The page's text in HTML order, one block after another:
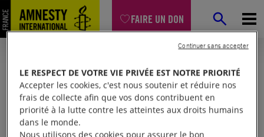
FAIRE UN DON
LE RESPECT DE VOTRE VIE PRIVÉE EST NOTRE PRIORITÉ
Accepter les cookies, c'est nous soutenir et réduire nos
frais de collecte afin que vos dons contribuent en
priorité à la lutte contre les atteintes aux droits humains
dans le monde.
Nous utilisons des cookies pour assurer le bon
Continuer sans accepter